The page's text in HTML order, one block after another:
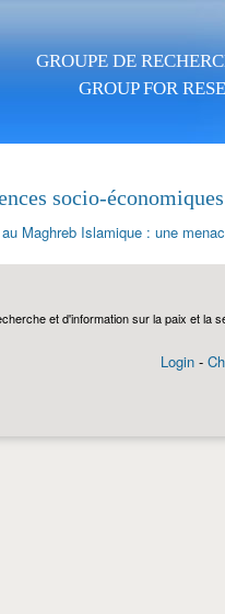
GROUPE DE
GROUP FOR
socio-économiques
Maghreb Islamique : une
et d'information sur la paix et la
Login-